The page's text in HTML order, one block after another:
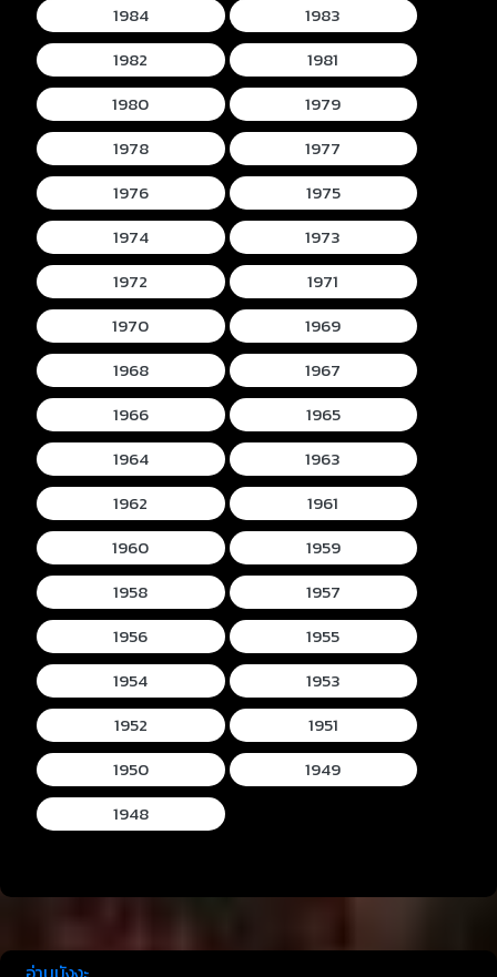
1984
1983
1982
1981
1980
1979
1978
1977
1976
1975
1974
1973
1972
1971
1970
1969
1968
1967
1966
1965
1964
1963
1962
1961
1960
1959
1958
1957
1956
1955
1954
1953
1952
1951
1950
1949
1948